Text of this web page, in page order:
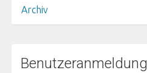
Archiv
Benutzeranmeldung